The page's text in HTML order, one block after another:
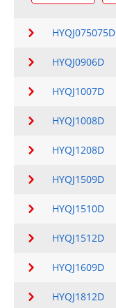
HYQJ075075D
HYQJ0906D
HYQJ1007D
HYQJ1008D
HYQJ1208D
HYQJ1509D
HYQJ1510D
HYQJ1512D
HYQJ1609D
HYQJ1812D